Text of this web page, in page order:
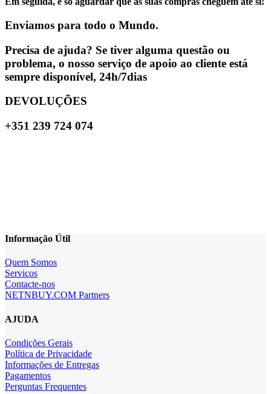
Enviamos para todo o Mundo.
Precisa de ajuda? Se tiver alguma questão ou
problema, o nosso serviço de apoio ao cliente está
sempre disponível, 24h/7dias
DEVOLUÇÕES
+351 239 724 074
Informação Útil
Quem Somos
Serviços
Contacte-nos
NETNBUY.COM Partners
AJUDA
Condições Gerais
Política de Privacidade
Informações de Entregas
Pagamentos
Perguntas Frequentes